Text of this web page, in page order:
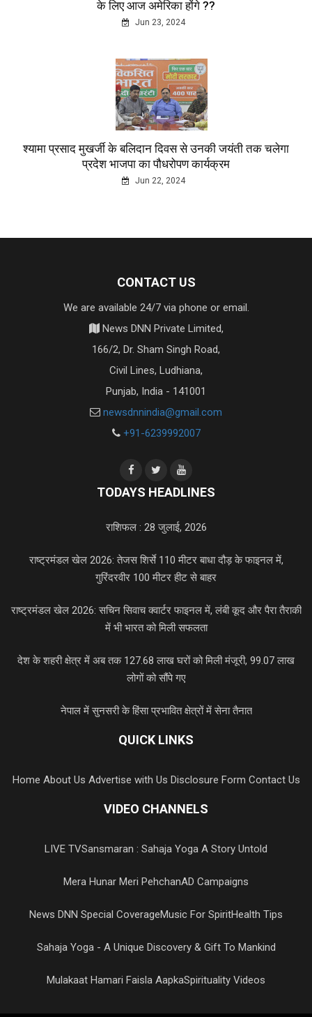
के लिए आज अमेरिका होंगे ??
Jun 23, 2024
श्यामा प्रसाद मुखर्जी के बलिदान दिवस से उनकी जयंती तक चलेगा
प्रदेश भाजपा का पौधरोपण कार्यक्रम
Jun 22, 2024
CONTACT US
We are available 24/7 via phone or email.
News DNN Private Limited,
166/2, Dr. Sham Singh Road,
Civil Lines, Ludhiana,
Punjab, India - 141001
newsdnnindia@gmail.com
+91-6239992007
TODAYS HEADLINES
राशिफल : 28 जुलाई, 2026
राष्ट्रमंडल खेल 2026: तेजस शिर्से 110 मीटर बाधा दौड़ के फाइनल में,
गुरिंदरवीर 100 मीटर हीट से बाहर
राष्ट्रमंडल खेल 2026: सचिन सिवाच क्वार्टर फाइनल में, लंबी कूद और पैरा तैराकी
में भी भारत को मिली सफलता
देश के शहरी क्षेत्र में अब तक 127.68 लाख घरों को मिली मंजूरी, 99.07 लाख
लोगों को सौंपे गए
नेपाल में सुनसरी के हिंसा प्रभावित क्षेत्रों में सेना तैनात
QUICK LINKS
Home About Us Advertise with Us Disclosure Form Contact Us
VIDEO CHANNELS
LIVE TVSansmaran : Sahaja Yoga A Story Untold
Mera Hunar Meri PehchanAD Campaigns
News DNN Special CoverageMusic For SpiritHealth Tips
Sahaja Yoga - A Unique Discovery & Gift To Mankind
Mulakaat Hamari Faisla AapkaSpirituality Videos